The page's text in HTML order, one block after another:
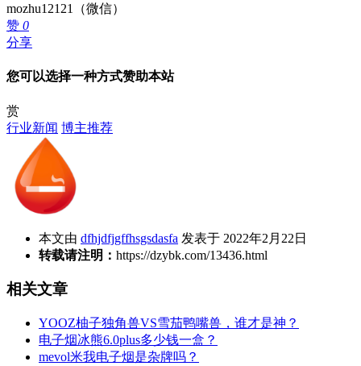
mozhu12121（微信）
赞 0
分享
您可以选择一种方式赞助本站
赏
行业新闻 博主推荐
本文由 dfhjdfjgffhsgsdasfa 发表于 2022年2月22日
转载请注明： https://dzybk.com/13436.html
相关文章
YOOZ柚子独角兽VS雪茄鸭嘴兽，谁才是神？
电子烟冰熊6.0plus多少钱一盒？
mevol米我电子烟是杂牌吗？